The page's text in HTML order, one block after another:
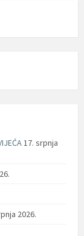
17. srpnja
2026.